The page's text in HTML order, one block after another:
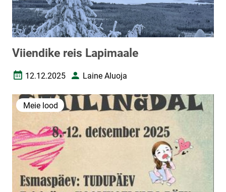
Viiendike reis Lapimaale
Loomise kuupäev
12.12.2025 AutorLaine Aluoja
Meie lood